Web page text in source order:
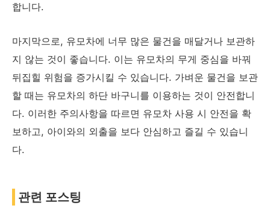
합니다.
마지막으로, 유모차에 너무 많은 물건을 매달거나 보관하
지 않는 것이 좋습니다. 이는 유모차의 무게 중심을 바꿔
뒤집힐 위험을 증가시킬 수 있습니다. 가벼운 물건을 보관
할 때는 유모차의 하단 바구니를 이용하는 것이 안전합니
다. 이러한 주의사항을 따르면 유모차 사용 시 안전을 확
보하고, 아이와의 외출을 보다 안심하고 즐길 수 있습니
다.
관련 포스팅